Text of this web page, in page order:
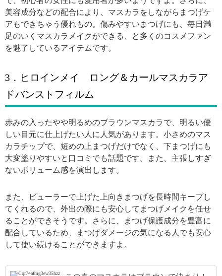
美容成分などの配合により、マスカラをしながらまつげケ
アもできちゃう優れもの。傷みやすいまつげにも、毎日満
足のいくマスカラメイクができる、と多くのコスメファン
を魅了しているアイテムです。
3．ヒロインメイ ロング＆カールマスカラア
ドバンストフィルム
赤みの入ったやや明るめのブラウンマスカラで、明るい優
しい目元に仕上げたい人に人気があります。小さめのマス
カラチップで、短めの上まつげだけでなく、下まつげにも
大変塗りやすいと口コミでも話題です。また、主張しすぎ
ないボリューム感を演出します。
また、ビューラーで上げた上向きまつげを長時間キープし
てくれるので、外出の際にも安心してまつげメイクを任せ
ることができそうです。さらに、まつげ保護成分を豊富に
配合しているため、まつげダメージの気になる人でも安心
して使い続けることができますよ。